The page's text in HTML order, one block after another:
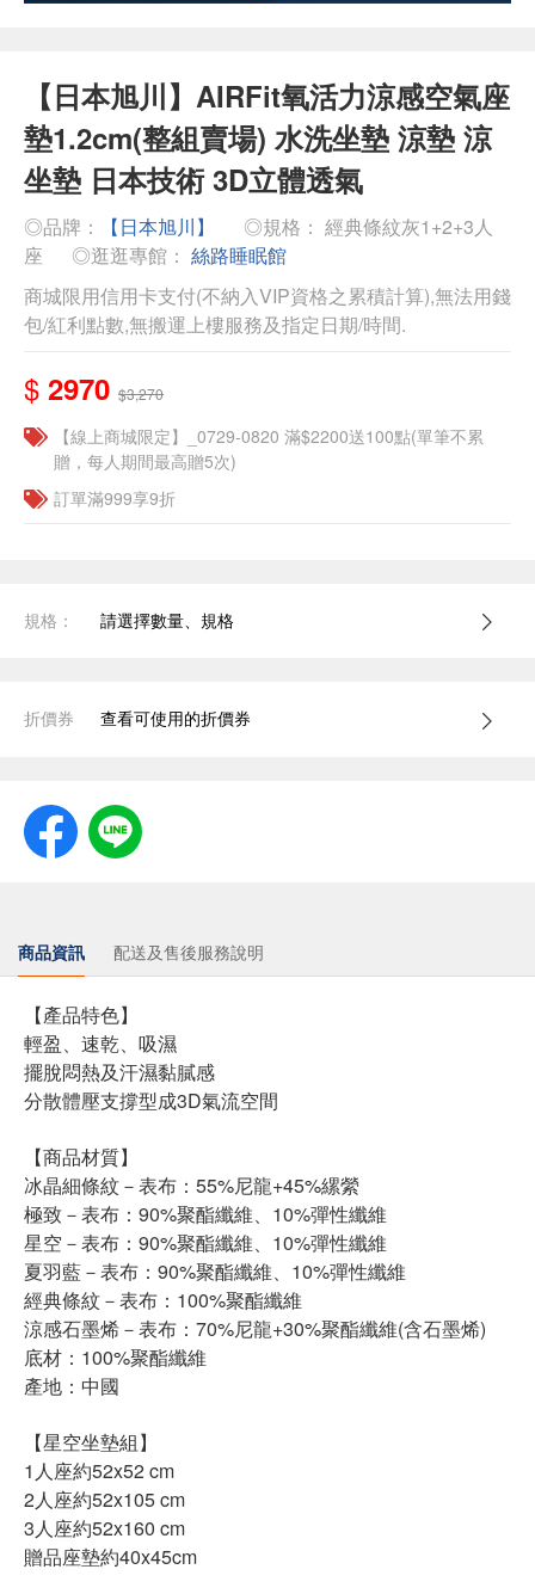
【日本旭川】AIRFit氧活力涼感空氣座
墊1.2cm(整組賣場) 水洗坐墊 涼墊 涼
坐墊 日本技術 3D立體透氣
◎品牌： 【日本旭川】
◎規格： 經典條紋灰1+2+3人
座
◎逛逛專館： 絲路睡眠館
商城限用信用卡支付(不納入VIP資格之累積計算),無法用錢
包/紅利點數,無搬運上樓服務及指定日期/時間.
$ 2970 $3,270
【線上商城限定】_0729-0820 滿$2200送100點(單筆不累
贈，每人期間最高贈5次)
訂單滿999享9折
規格： 請選擇數量、規格
折價券 查看可使用的折價券
商品資訊 配送及售後服務說明
【產品特色】
輕盈、速乾、吸濕
擺脫悶熱及汗濕黏膩感
分散體壓支撐型成3D氣流空間
【商品材質】
冰晶細條紋－表布：55%尼龍+45%縲縈
極致－表布：90%聚酯纖維、10%彈性纖維
星空－表布：90%聚酯纖維、10%彈性纖維
夏羽藍－表布：90%聚酯纖維、10%彈性纖維
經典條紋－表布：100%聚酯纖維
涼感石墨烯－表布：70%尼龍+30%聚酯纖維(含石墨烯)
底材：100%聚酯纖維
產地：中國
【星空坐墊組】
1人座約52x52 cm
2人座約52x105 cm
3人座約52x160 cm
贈品座墊約40x45cm